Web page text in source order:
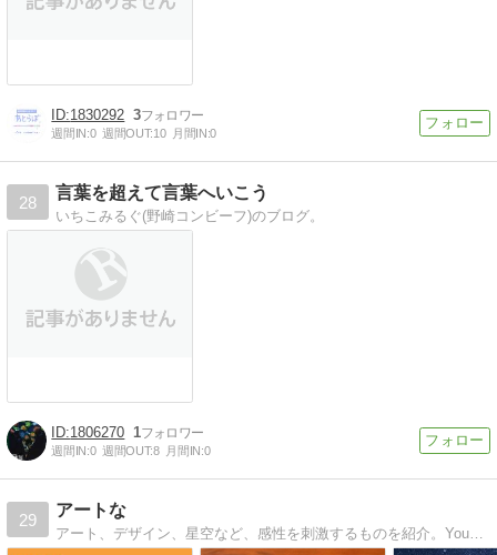
1830292 3
週間IN:0 週間OUT:10 月間IN:0
28
言葉を超えて言葉へいこう
いちこみるぐ(野崎コンビーフ)のブログ。
1806270 1
週間IN:0 週間OUT:8 月間IN:0
29
アートな
アート、デザイン、星空など、感性を刺激するものを紹介。YouTubeと連動させた各地の星空のタイムラプスも。